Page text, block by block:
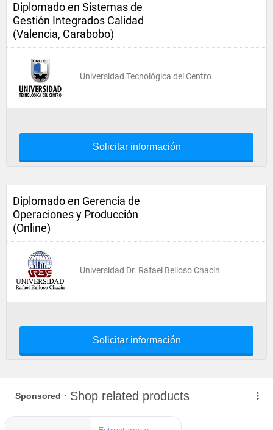
Diplomado en Sistemas de
Gestión Integrados Calidad
(Valencia, Carabobo)
Universidad Tecnológica del Centro
Solicitar información
Diplomado en Gerencia de
Operaciones y Producción
(Online)
Universidad Dr. Rafael Belloso Chacín
Solicitar información